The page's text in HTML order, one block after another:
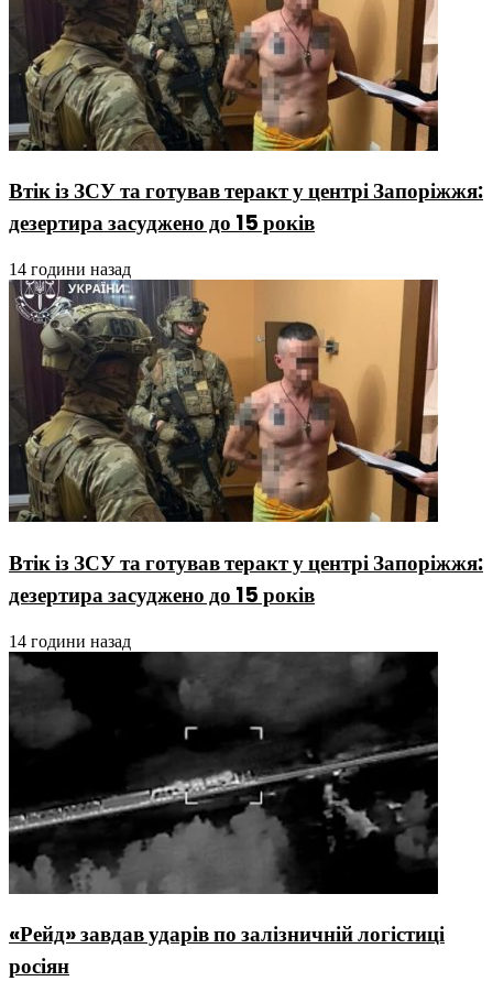
Втік із ЗСУ та готував теракт у центрі Запоріжжя:
дезертира засуджено до 15 років
14 години назад
Втік із ЗСУ та готував теракт у центрі Запоріжжя:
дезертира засуджено до 15 років
14 години назад
«Рейд» завдав ударів по залізничній логістиці
росіян